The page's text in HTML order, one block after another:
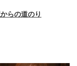
らの道のり